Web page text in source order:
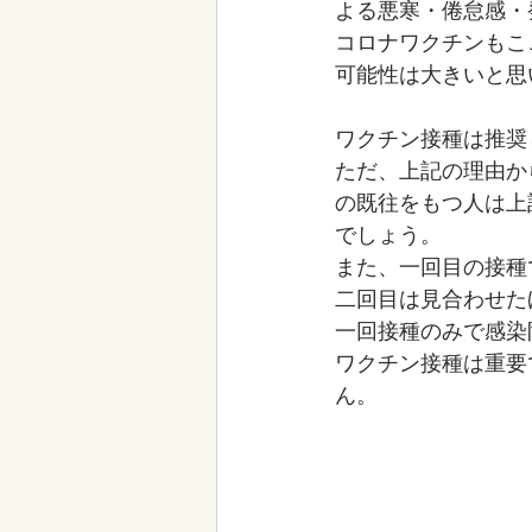
よる悪寒・倦怠感
コロナワクチンも
可能性は大きいと
ワクチン接種は推
ただ、上記の理由
の既往をもつ人は
でしょう。
また、一回目の接
二回目は見合わせ
一回接種のみで感
ワクチン接種は重
ん。